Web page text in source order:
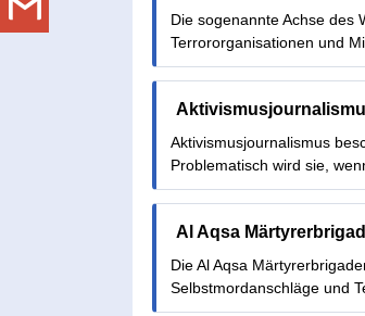
Die sogenannte Achse des
Terrororganisationen und
Aktivismusjournalismus
Problematisch wird sie,
Al Aqsa
Die Al Aqsa
Selbstmordanschläge und